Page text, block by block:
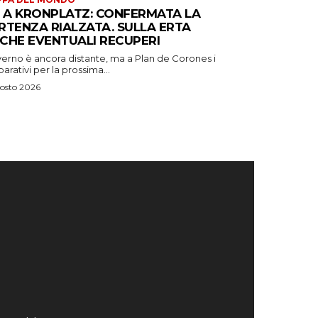
A KRONPLATZ: CONFERMATA LA
RIALZATA. SULLA ERTA
EVENTUALI RECUPERI
è ancora distante, ma a Plan de Corones i
per la prossima...
2026